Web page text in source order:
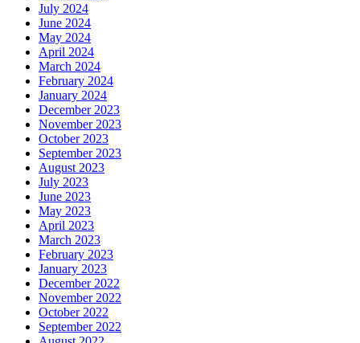
July 2024
June 2024
May 2024
April 2024
March 2024
February 2024
January 2024
December 2023
November 2023
October 2023
September 2023
August 2023
July 2023
June 2023
May 2023
April 2023
March 2023
February 2023
January 2023
December 2022
November 2022
October 2022
September 2022